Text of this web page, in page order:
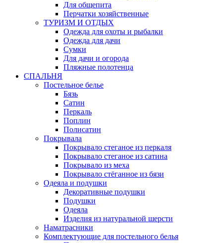
Для общепита
Перчатки хозяйственные
ТУРИЗМ И ОТДЫХ
Одежда для охоты и рыбалки
Одежда для дачи
Сумки
Для дачи и огорода
Пляжные полотенца
СПАЛЬНЯ
Постельное белье
Бязь
Сатин
Перкаль
Поплин
Полисатин
Покрывала
Покрывало стеганое из перкаля
Покрывало стеганое из сатина
Покрывало из меха
Покрывало стёганное из бязи
Одеяла и подушки
Декоративные подушки
Подушки
Одеяла
Изделия из натуральной шерсти
Наматраcники
Комплектующие для постельного белья